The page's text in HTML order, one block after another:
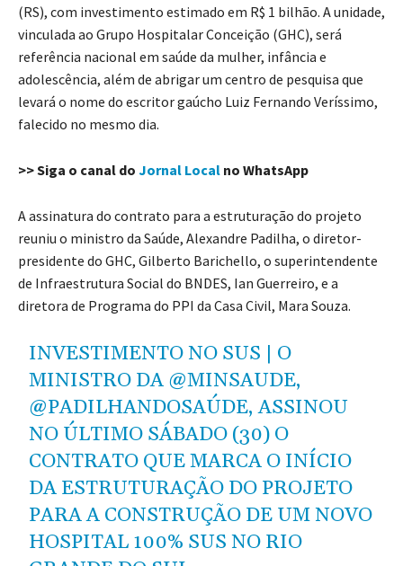
(RS), com investimento estimado em R$ 1 bilhão. A unidade,
vinculada ao Grupo Hospitalar Conceição (GHC), será
referência nacional em saúde da mulher, infância e
adolescência, além de abrigar um centro de pesquisa que
levará o nome do escritor gaúcho Luiz Fernando Veríssimo,
falecido no mesmo dia.
>> Siga o canal do Jornal Local no WhatsApp
A assinatura do contrato para a estruturação do projeto
reuniu o ministro da Saúde, Alexandre Padilha, o diretor-
presidente do GHC, Gilberto Barichello, o superintendente
de Infraestrutura Social do BNDES, Ian Guerreiro, e a
diretora de Programa do PPI da Casa Civil, Mara Souza.
INVESTIMENTO NO SUS | O
MINISTRO DA @MINSAUDE,
@PADILHANDOSAÚDE, ASSINOU
NO ÚLTIMO SÁBADO (30) O
CONTRATO QUE MARCA O INÍCIO
DA ESTRUTURAÇÃO DO PROJETO
PARA A CONSTRUÇÃO DE UM NOVO
HOSPITAL 100% SUS NO RIO